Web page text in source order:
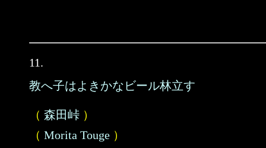
11.
教へ子はよきかなビール林立す
（ 森田峠 ）
（ Morita Touge ）